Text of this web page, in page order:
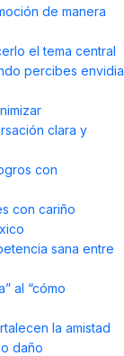
de manera
el tema central
percibes envidia
clara y
con
con cariño
sana entre
al “cómo
la amistad
daño